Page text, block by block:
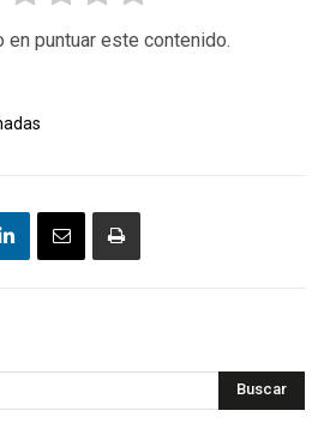
en puntuar este contenido.
Buscar